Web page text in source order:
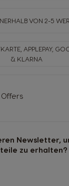
VON 2-5
APPLEPAY,
& KLARNA
Offers
Newsletter,
zu erhalten?